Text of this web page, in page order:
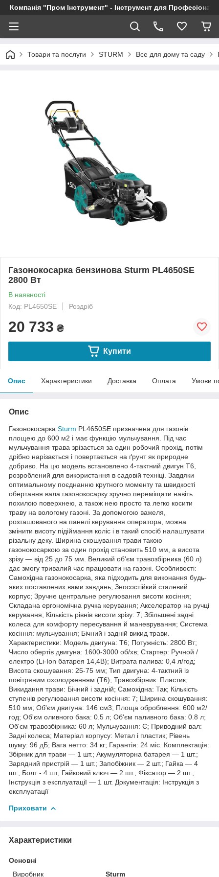
Компанія "Пром Інструмент" - Інструмент для
Товари та послуги STURM Все для дому та саду
Газонокосарка бензинова Sturm PL4650SE
2800 Вт
В наявності
Код: PL4650SE
Роздріб
20 733 ₴
Купити
Опис Характеристики Доставка Оплата Умови
Опис
Газонокосарка Sturm PL4650SE призначена для газонів
площею до 600 м2 і має функцію мульчування. Під час
мульчування трава зрізається за один робочий прохід, потім
дрібно нарізається і повертається на ґрунт як природне
добриво. На цю модель встановлено 4-тактний двигун T6,
розроблений для використання в садовій техніці. Завдяки
оптимальному поєднанню крутного моменту та швидкості
обертання вала газонокосарку зручно переміщати навіть
похилою поверхнею, а також нею просто та легко косити
траву на вологому газоні. За допомогою важеля,
розташованого на панелі керування оператора, можна
змінити висоту підіймання коліс і в такий спосіб налаштувати
різальну деку. Ширина скошування трави такою
газонокосаркою за один прохід становить 510 мм, а висота
зрізу — від 25 до 75 мм. Великий об'єм травозбірника (60 л)
дає змогу тривалий час працювати на газоні. Особливості:
Самохідна газонокосарка, яка підходить для виконання будь-
яких поставлених вами завдань; Зносостійкий сталевий
корпус; Зручне центральне регулювання висоти косіння;
Складана ергономічна ручка керування; Акселератор на ручці
керування; Кількість рівнів висоти зрізу: 7; Збільшені задні
колеса для комфорту пересування й маневрування; Система
косіння: мульчування; Бічний і задній викид трави.
Характеристики: Модель двигуна: T6; Потужність: 2800 Вт;
Число обертів двигуна: 1600-3000 об/хв; Стартер: Ручной /
електро (Li-Ion батарея 14,4В); Витрата палива: 0,4 л/год;
Висота скошування: 25-75 мм; Тип двигуна: 4-тактний із
повітряним охолодженням (Т6); Травозбірник: Пластик;
Викидання трави: Бічний і задній; Самохідна: Так; Кількість
ступенів регулювання висоти косіння: 7; Ширина скошування:
510 мм; Об'єм двигуна: 146 см3; Площа оброблення: 600 м2/
год; Об'єм оливного бака: 0.5 л; Об'єм паливного бака: 0.8 л;
Об'єм травозбірника: 60 л; Мульчування: Є; Приводний вал:
Задні колеса; Матеріал корпусу: Метал і пластик; Рівень
шуму: 96 дБ; Вага нетто: 34 кг; Гарантія: 24 міс. Комплектація:
Збірник для трави — 1 шт.; Акумуляторна батарея — 1 шт.;
Зарядний пристрій — 1 шт.; Запобіжник — 2 шт.; Гайка — 4
шт.; Болт - 4 шт; Гайковий ключ — 2 шт.; Фіксатор — 2 шт.;
Інструкція з експлуатації — 1 шт. Документація: Інструкція з
експлуатації
Приховати
Характеристики
Основні
Виробник
Sturm